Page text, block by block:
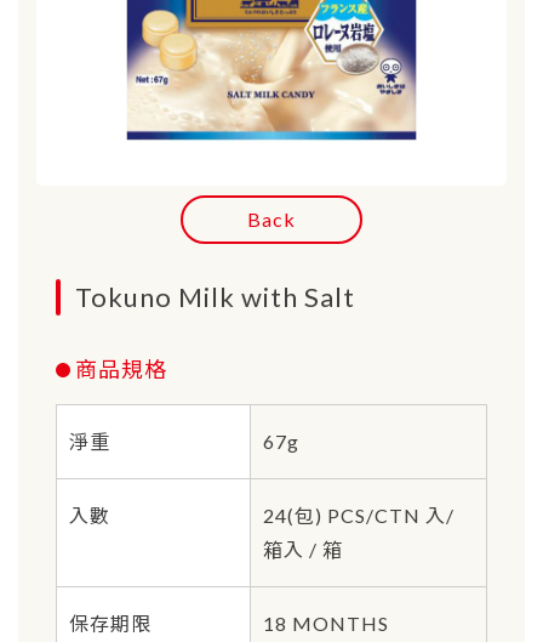
Back
Tokuno Milk with Salt
商品規格
淨重 67g
入數
24(包) PCS/CTN 入/
箱入 / 箱
保存期限 18 MONTHS